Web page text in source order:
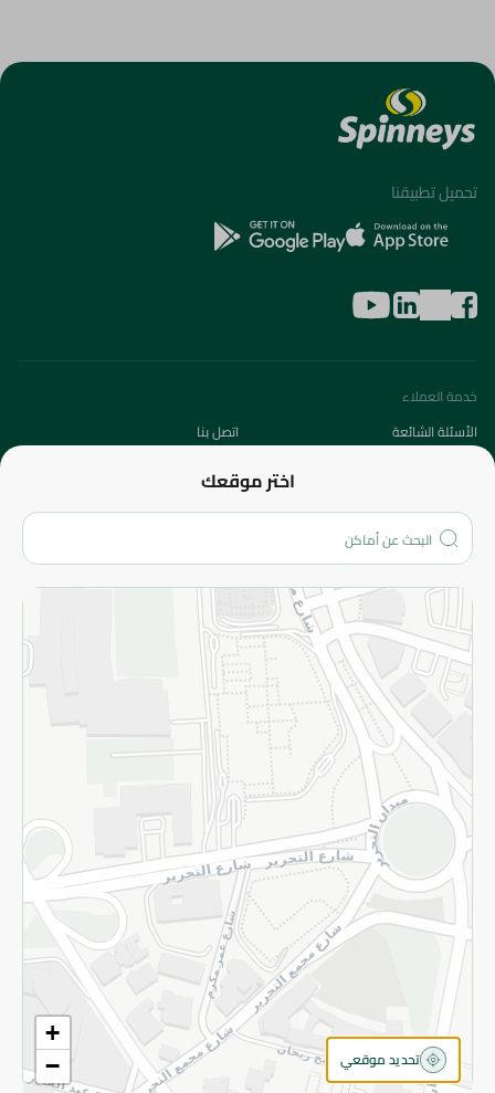
اختر موقعك
+
−
تحديد موقعي
تحميل تطبيقنا
خدمة العملاء
الأسئلة الشائعة
اتصل بنا
من نحن؟
الفروع
المزيد
الاسترجاع
سياسة الاستخدام
سياسة الخصوصية
قم بالتسجيل للنشرة
©2026 - Spinneys | جميع الحقوق محفوظة